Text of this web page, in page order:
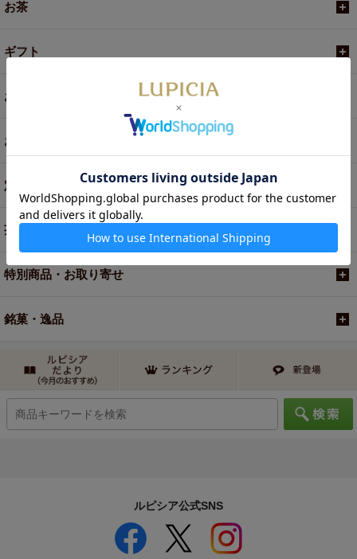
お茶
ギフト
お菓子・食品・飲料
お買い得商品
定期便
茶器・オリジナルグッズ
特別商品・お取り寄せ
銘菓・逸品
ルピシア公式SNS